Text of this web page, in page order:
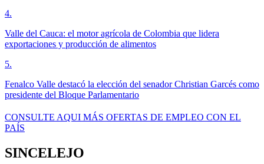
4.
Valle del Cauca: el motor agrícola de Colombia que lidera
exportaciones y producción de alimentos
5.
Fenalco Valle destacó la elección del senador Christian Garcés como
presidente del Bloque Parlamentario
CONSULTE AQUI MÁS OFERTAS DE EMPLEO CON EL
PAÍS
SINCELEJO